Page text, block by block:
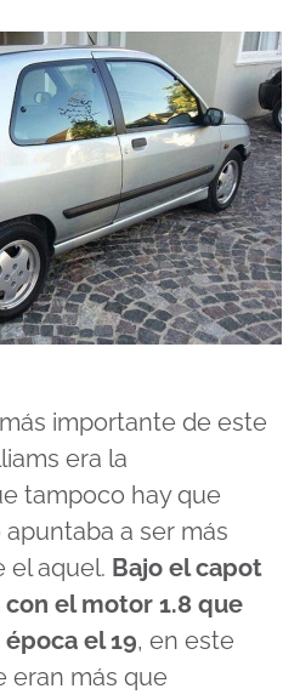
importante de este
era la
tampoco hay que
a ser más
el aquel. Bajo el capot
el motor 1.8 que
el 19, en este
eran más que